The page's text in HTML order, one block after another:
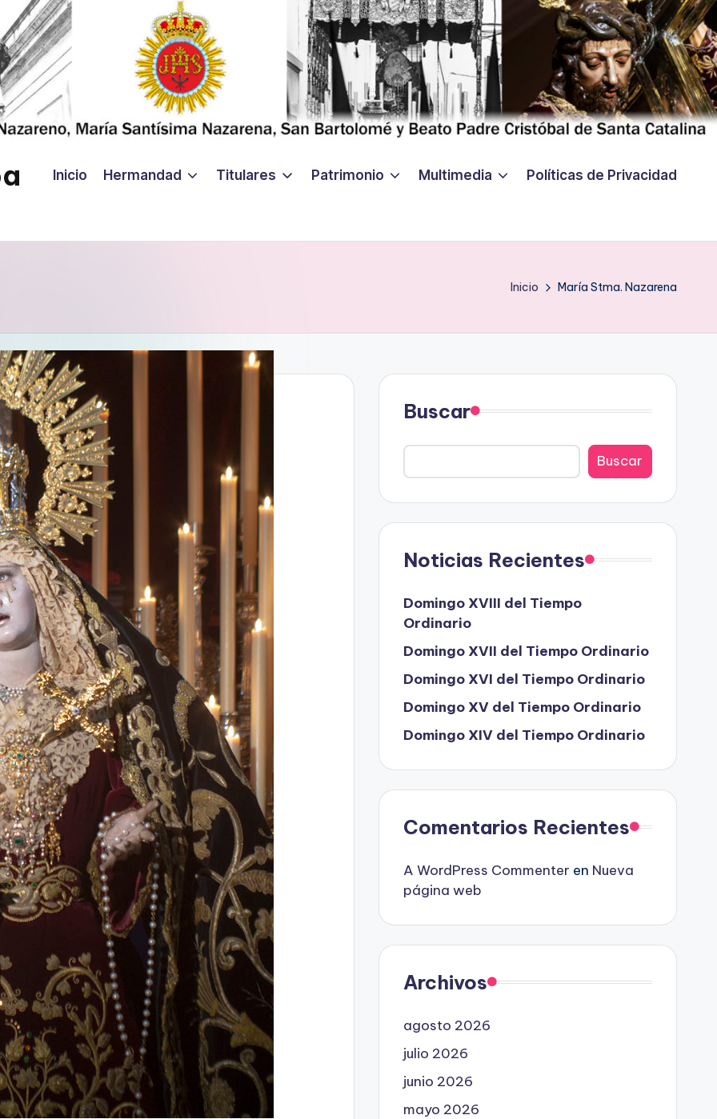
Inicio Hermandad Titulares Patrimonio Multimedia Políticas de Privacidad
Inicio María Stma. Nazarena
Buscar
Buscar
Noticias Recientes
Domingo XVIII del Tiempo
Ordinario
Domingo XVII del Tiempo Ordinario
Domingo XVI del Tiempo Ordinario
Domingo XV del Tiempo Ordinario
Domingo XIV del Tiempo Ordinario
Comentarios Recientes
A WordPress Commenter en Nueva
página web
Archivos
agosto 2026
julio 2026
junio 2026
mayo 2026